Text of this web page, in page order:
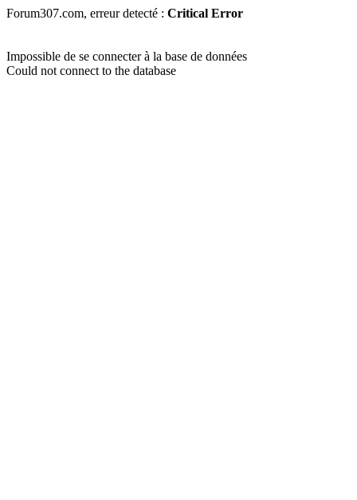
Forum307.com, erreur detecté : Critical Error
Impossible de se connecter à la base de données
Could not connect to the database